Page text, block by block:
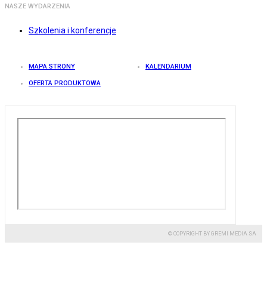
NASZE WYDARZENIA
Szkolenia i konferencje
MAPA STRONY KALENDARIUM
OFERTA PRODUKTOWA
© COPYRIGHT BY GREMI MEDIA SA